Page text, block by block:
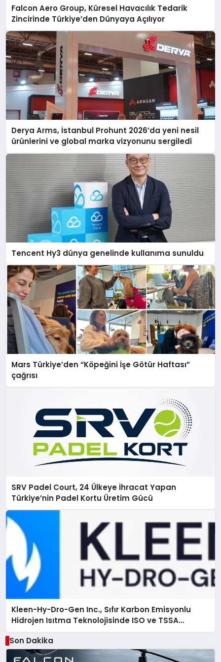
Falcon Aero Group, Küresel Havacılık Tedarik
Zincirinde Türkiye’den Dünyaya Açılıyor
Derya Arms, İstanbul Prohunt 2026’da yeni nesil
ürünlerini ve global marka vizyonunu sergiledi
Tencent Hy3 dünya genelinde kullanıma sunuldu
Mars Türkiye’den “Köpeğini İşe Götür Haftası”
çağrısı
SRV Padel Court, 24 Ülkeye İhracat Yapan
Türkiye’nin Padel Kortu Üretim Gücü
Kleen-Hy-Dro-Gen Inc., Sıfır Karbon Emisyonlu
Hidrojen Isıtma Teknolojisinde ISO ve TSSA
Düzenleyici Onaylarını Aldı
Son Dakika